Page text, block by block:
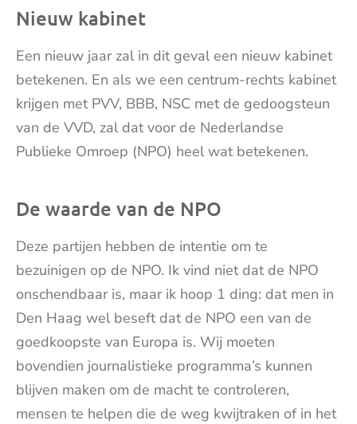
Nieuw kabinet
Een nieuw jaar zal in dit geval een nieuw kabinet
betekenen. En als we een centrum-rechts kabinet
krijgen met PVV, BBB, NSC met de gedoogsteun
van de VVD, zal dat voor de Nederlandse
Publieke Omroep (NPO) heel wat betekenen.
De waarde van de NPO
Deze partijen hebben de intentie om te
bezuinigen op de NPO. Ik vind niet dat de NPO
onschendbaar is, maar ik hoop 1 ding: dat men in
Den Haag wel beseft dat de NPO een van de
goedkoopste van Europa is. Wij moeten
bovendien journalistieke programma’s kunnen
blijven maken om de macht te controleren,
mensen te helpen die de weg kwijtraken of in het